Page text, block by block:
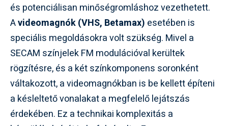
és potenciálisan minőségromláshoz vezethetett.
Avideomagnók (VHS, Betamax) esetében is
speciális megoldásokra volt szükség. Mivel a
SECAM színjelek FM modulációval kerültek
rögzítésre, és a két színkomponens soronként
váltakozott, a videomagnókban is be kellett építeni
a késleltető vonalakat a megfelelő lejátszás
érdekében. Ez a technikai komplexitás a